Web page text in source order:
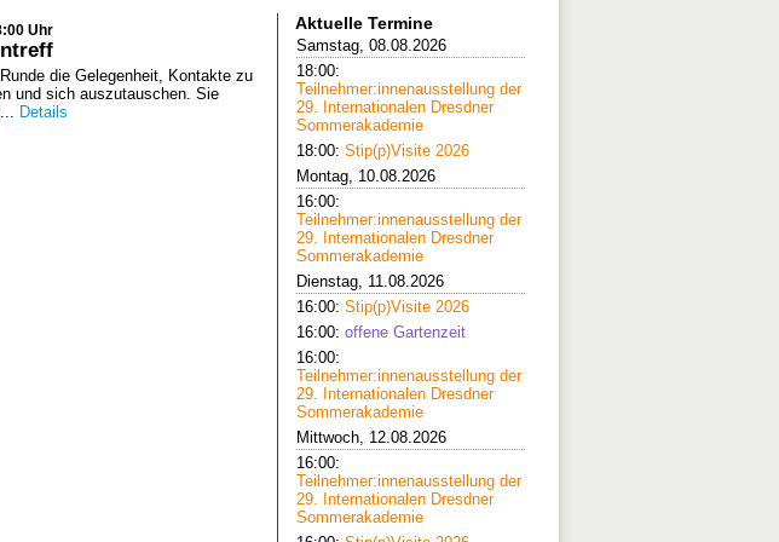
Uhr
die Gelegenheit, Kontakte zu
und sich auszutauschen. Sie
Details
Aktuelle Termine
Samstag, 08.08.2026
18:00:
Teilnehmer:innenausstellung der
29. Internationalen Dresdner
Sommerakademie
18:00: Stip(p)Visite 2026
Montag, 10.08.2026
16:00:
Teilnehmer:innenausstellung der
29. Internationalen Dresdner
Sommerakademie
Dienstag, 11.08.2026
16:00: Stip(p)Visite 2026
16:00: offene Gartenzeit
16:00:
Teilnehmer:innenausstellung der
29. Internationalen Dresdner
Sommerakademie
Mittwoch, 12.08.2026
16:00:
Teilnehmer:innenausstellung der
29. Internationalen Dresdner
Sommerakademie